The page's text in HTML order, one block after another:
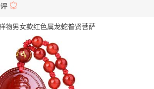
物男女款红色属龙蛇普贤菩萨